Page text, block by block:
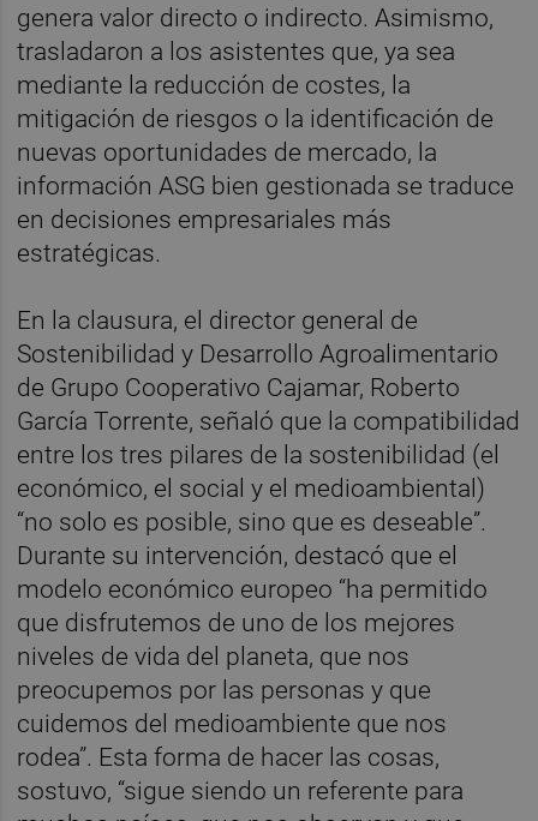
genera valor directo o indirecto. Asimismo,
trasladaron a los asistentes que, ya sea
mediante la reducción de costes, la
mitigación de riesgos o la identificación de
nuevas oportunidades de mercado, la
información ASG bien gestionada se traduce
en decisiones empresariales más
estratégicas.
En la clausura, el director general de
Sostenibilidad y Desarrollo Agroalimentario
de Grupo Cooperativo Cajamar, Roberto
García Torrente, señaló que la compatibilidad
entre los tres pilares de la sostenibilidad (el
económico, el social y el medioambiental)
“no solo es posible, sino que es deseable”.
Durante su intervención, destacó que el
modelo económico europeo “ha permitido
que disfrutemos de uno de los mejores
niveles de vida del planeta, que nos
preocupemos por las personas y que
cuidemos del medioambiente que nos
rodea”. Esta forma de hacer las cosas,
sostuvo, “sigue siendo un referente para